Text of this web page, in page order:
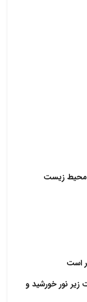
محیط زیست
است
نور خورشید و